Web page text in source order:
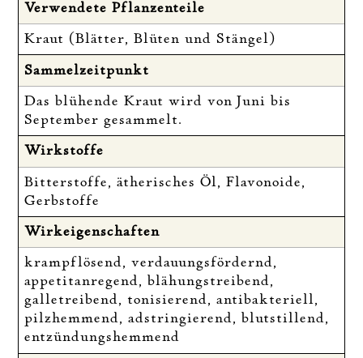
Verwendete Pflanzenteile
Kraut (Blätter, Blüten und Stängel)
Sammelzeitpunkt
Das blühende Kraut wird von Juni bis
September gesammelt.
Wirkstoffe
Bitterstoffe, ätherisches Öl, Flavonoide,
Gerbstoffe
Wirkeigenschaften
krampflösend, verdauungsfördernd,
appetitanregend, blähungstreibend,
galletreibend, tonisierend, antibakteriell,
pilzhemmend, adstringierend, blutstillend,
entzündungshemmend